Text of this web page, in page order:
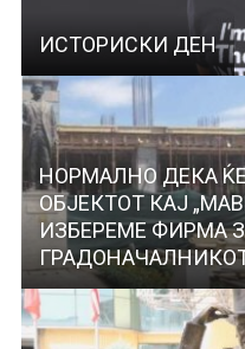
ИСТОРИСКИ ДЕН
НОРМАЛНО ДЕКА
ОБЈЕКТОТ КАЈ
ИЗБЕРЕМЕ ФИРМА